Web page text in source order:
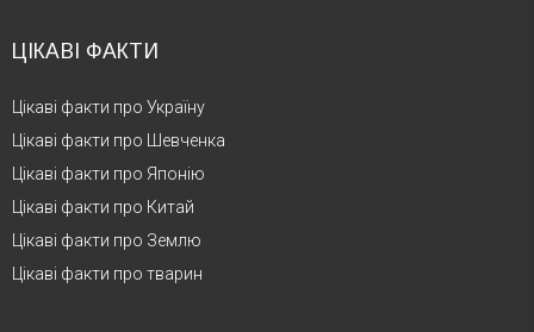
ЦІКАВІ ФАКТИ
Цікаві факти про Україну
Цікаві факти про Шевченка
Цікаві факти про Японію
Цікаві факти про Китай
Цікаві факти про Землю
Цікаві факти про тварин